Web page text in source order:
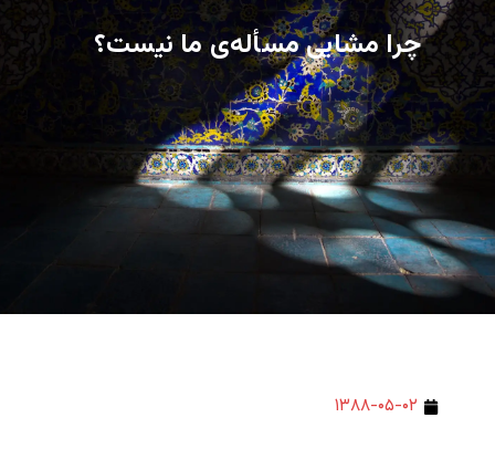
چرا مشایی مسأله‌ی ما نیست؟
۱۳۸۸-۰۵-۰۲